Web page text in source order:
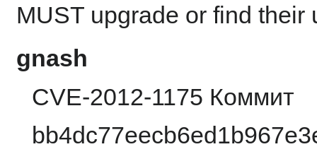
MUST upgrade or find
gnash
CVE-2012-1175 Коммит